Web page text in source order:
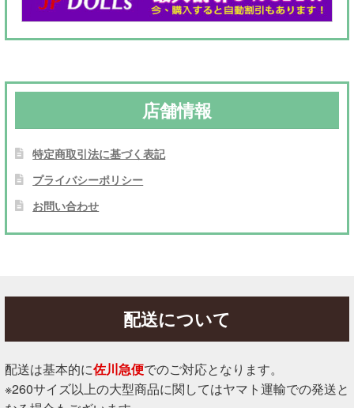
店舗情報
特定商取引法に基づく表記
プライバシーポリシー
お問い合わせ
配送について
配送は基本的に佐川急便でのご対応となります。
※260サイズ以上の大型商品に関してはヤマト運輸での発送と